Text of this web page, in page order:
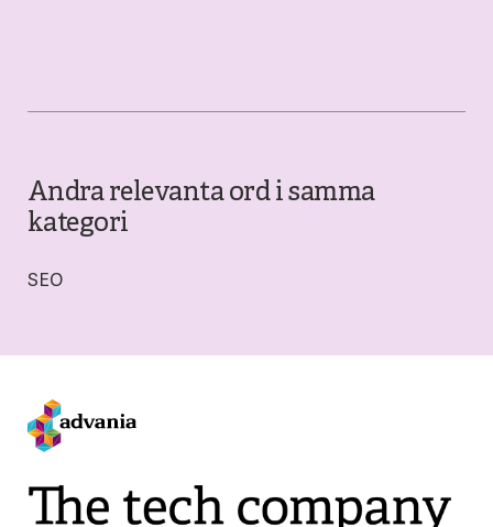
Andra relevanta ord i samma
kategori
SEO